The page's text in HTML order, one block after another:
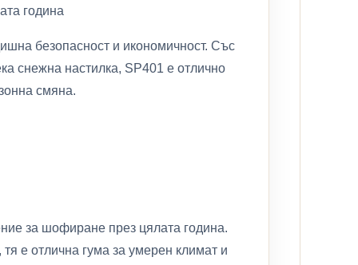
година
безопасност и икономичност. Със
снежна настилка, SP401 е отлично
смяна.
за шофиране през цялата година.
е отлична гума за умерен климат и